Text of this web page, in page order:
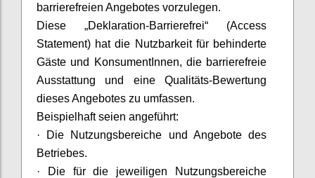
barrierefreien Angebotes vorzulegen.
Diese „Deklaration-Barrierefrei“ (Access
Statement) hat die Nutzbarkeit für behinderte
Gäste und
KonsumentInnen, die barrierefreie
Ausstattung und eine Qualitäts-Bewertung
dieses Angebotes zu umfassen.
Beispielhaft seien angeführt:
· Die Nutzungsbereiche und Angebote des
Betriebes.
· Die für die jeweiligen Nutzungsbereiche